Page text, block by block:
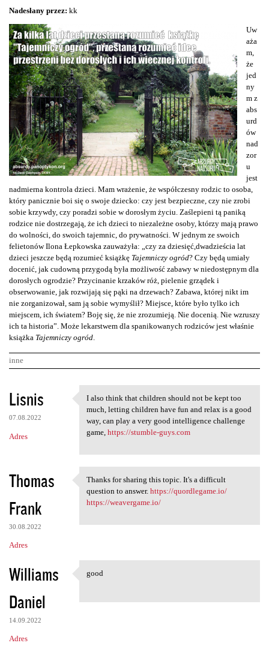
Nadesłany przez: kk
Uw
aża
m,
że
jed
ny
m z
abs
urd
ów
nad
zor
u
jest
nadmierna kontrola dzieci. Mam wrażenie, że współczesny rodzic to osoba,
który panicznie boi się o swoje dziecko: czy jest bezpieczne, czy nie zrobi
sobie krzywdy, czy poradzi sobie w dorosłym życiu. Zaślepieni tą paniką
rodzice nie dostrzegają, że ich dzieci to niezależne osoby, którzy mają prawo
do wolności, do swoich tajemnic, do prywatności. W jednym ze swoich
felietonów Ilona Łepkowska zauważyła: „czy za dziesięć,dwadzieścia lat
dzieci jeszcze będą rozumieć książkę Tajemniczy ogród? Czy będą umiały
docenić, jak cudowną przygodą była możliwość zabawy w niedostępnym dla
dorosłych ogrodzie? Przycinanie krzaków róż, pielenie grządek i
obserwowanie, jak rozwijają się pąki na drzewach? Zabawa, której nikt im
nie zorganizował, sam ją sobie wymyślił? Miejsce, które było tylko ich
miejscem, ich światem? Boję się, że nie zrozumieją. Nie docenią. Nie wzruszy
ich ta historia”. Może lekarstwem dla spanikowanych rodziców jest właśnie
książka Tajemniczy ogród.
inne
K
o
m
e
t
a
r
z
e
Lisnis
07.08.2022
Adres
I also think that children
I also think that children should not be kept too
much, letting children have fun and relax is a good
way, can play a very good intelligence challenge
game, https://stumble-guys.com
Thomas
Frank
30.08.2022
Adres
Thanks for sharing this topic
Thanks for sharing this topic. It's a difficult
question to answer. https://quordlegame.io/
https://weavergame.io/
Williams
Daniel
14.09.2022
Adres
good
good